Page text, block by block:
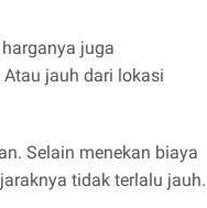
juga
jauh dari lokasi
Selain menekan biaya
tidak terlalu jauh.